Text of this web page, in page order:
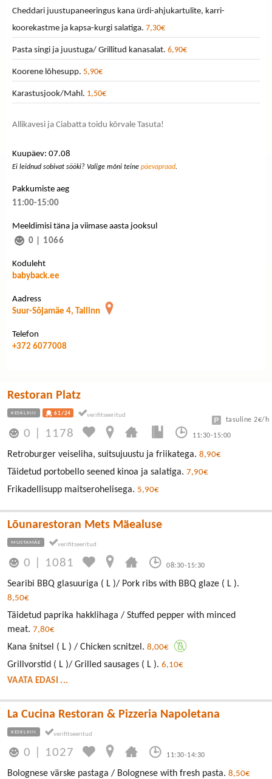
Cheddari juustupaneeringus kana ürdi-ahjukartulite, karri-
koorekastme ja kapsa-kurgi salatiga. 7,30€
Pasta singi ja juustuga/ Grillitud kanasalat. 6,90€
Koorene lõhesupp. 5,90€
Karastusjook/Mahl. 1,50€
Allikavesi ja Ciabatta toidu kõrvale Tasuta!
Kuupäev: 07.08
Ei leidnud sobivat sööki? Valige mõni teine päevapraad.
Pakkumiste aeg
11:00-15:00
Meeldimisi täna ja viimase aasta jooksul
0
1066
Koduleht
babyback.ee
Aadress
Suur-Sõjamäe 4, Tallinn
Telefon
+372 6077008
Restoran Platz
KESKLINN 61/24
0 1178 11:30-15:00
tasuline 2€/h
Retroburger veiseliha, suitsujuustu ja friikatega. 8,90€
Täidetud portobello seened kinoa ja salatiga. 7,90€
Frikadellisupp maitserohelisega. 5,90€
Lõunarestoran Mets Mäealuse
MUSTAMÄE
0 1081 08:30-15:30
Searibi BBQ glasuuriga ( L )/ Pork ribs with BBQ glaze ( L ).
8,50€
Täidetud paprika hakklihaga / Stuffed pepper with minced
meat. 7,80€
Kana šnitsel ( L ) / Chicken scnitzel. 8,00€
Grillvorstid ( L )/ Grilled sausages ( L ). 6,10€
VAATA EDASI ...
La Cucina Restoran & Pizzeria Napoletana
KESKLINN
0 1027 11:30-14:30
Bolognese värske pastaga / Bolognese with fresh pasta. 8,50€